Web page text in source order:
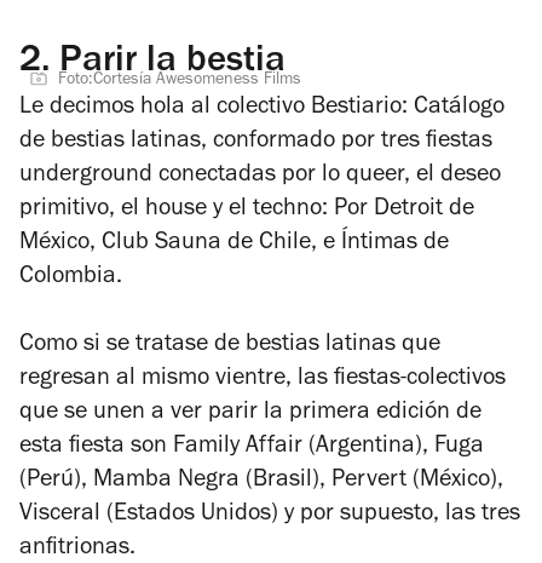
2. Parir la bestia
Foto:Cortesía Awesomeness Films
Le decimos hola al colectivo Bestiario: Catálogo
de bestias latinas, conformado por tres fiestas
underground conectadas por lo queer, el deseo
primitivo, el house y el techno: Por Detroit de
México, Club Sauna de Chile, e Íntimas de
Colombia.
Como si se tratase de bestias latinas que
regresan al mismo vientre, las fiestas-colectivos
que se unen a ver parir la primera edición de
esta fiesta son Family Affair (Argentina), Fuga
(Perú), Mamba Negra (Brasil), Pervert (México),
Visceral (Estados Unidos) y por supuesto, las tres
anfitrionas.